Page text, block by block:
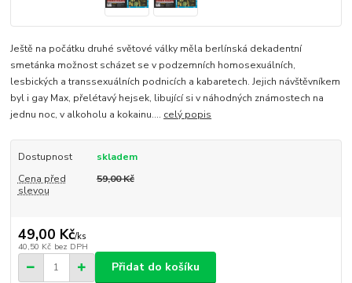
Ještě na počátku druhé světové války měla berlínská dekadentní
smetánka možnost scházet se v podzemních homosexuálních,
lesbických a transsexuálních podnicích a kabaretech. Jejich návštěvníkem
byl i gay Max, přelétavý hejsek, libující si v náhodných známostech na
jednu noc, v alkoholu a kokainu.... celý popis
Dostupnost
skladem
Cena před
slevou
59,00 Kč
49,00 Kč/ks
40,50 Kč bez DPH
Přidat do košíku